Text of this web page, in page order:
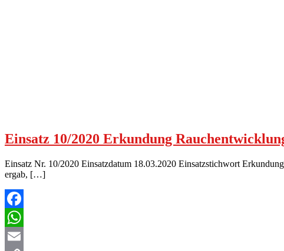
Einsatz 10/2020 Erkundung
Einsatz Nr. 10/2020 Einsatzdatum 18.03.2020 Einsatzstichwort
ergab, […]
Facebook
WhatsApp